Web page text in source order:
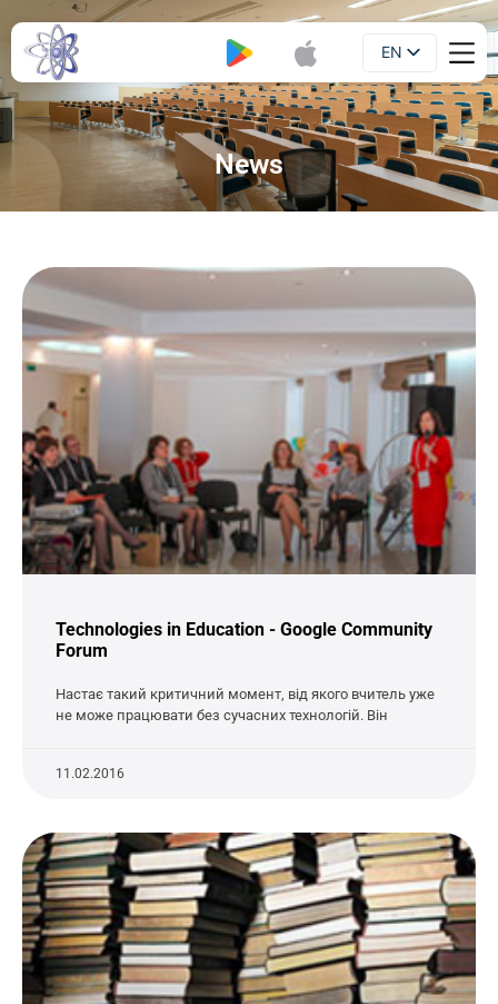
EN
UA
News
Technologies in Education - Google Community
Forum
Настає такий критичний момент, від якого вчитель уже
не може працювати без сучасних технологій. Він
11.02.2016